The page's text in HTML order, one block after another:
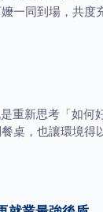
一同到場，共
重新思考「如何
桌，也讓環境得